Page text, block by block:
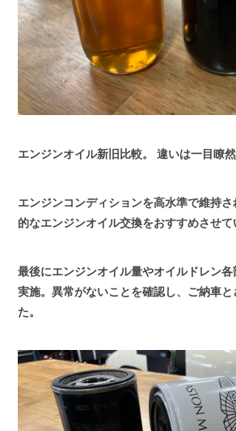
エンジンオイル新旧比較。 違いは一目瞭然
エンジンコンディションを高水準で維持
的なエンジンオイル交換をおすすめさせて
最後にエンジンオイル量やオイルドレン
実施。異常がないことを確認し、ご納車
た。